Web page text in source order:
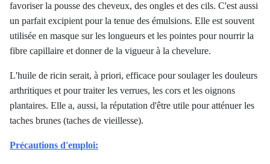
favoriser la pousse des cheveux, des ongles et des cils. C'est aussi
un parfait excipient pour la tenue des émulsions. Elle est souvent
utilisée en masque sur les longueurs et les pointes pour nourrir la
fibre capillaire et donner de la vigueur à la chevelure.
L'huile de ricin serait, à priori, efficace pour soulager les douleurs
arthritiques et pour traiter les verrues, les cors et les oignons
plantaires. Elle a, aussi, la réputation d'être utile pour atténuer les
taches brunes (taches de vieillesse).
Précautions d'emploi: